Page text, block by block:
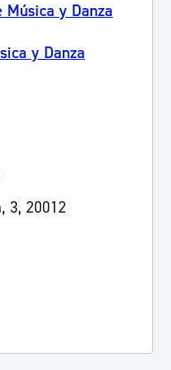
y Danza
y Danza
3, 20012